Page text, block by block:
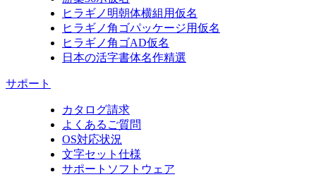
ヒラギノ明朝体横組用仮名
ヒラギノ角ゴパッケージ用仮名
ヒラギノ角ゴAD仮名
日本の活字書体名作精選
サポート
カタログ請求
よくあるご質問
OS対応状況
文字セット仕様
サポートソフトウェア